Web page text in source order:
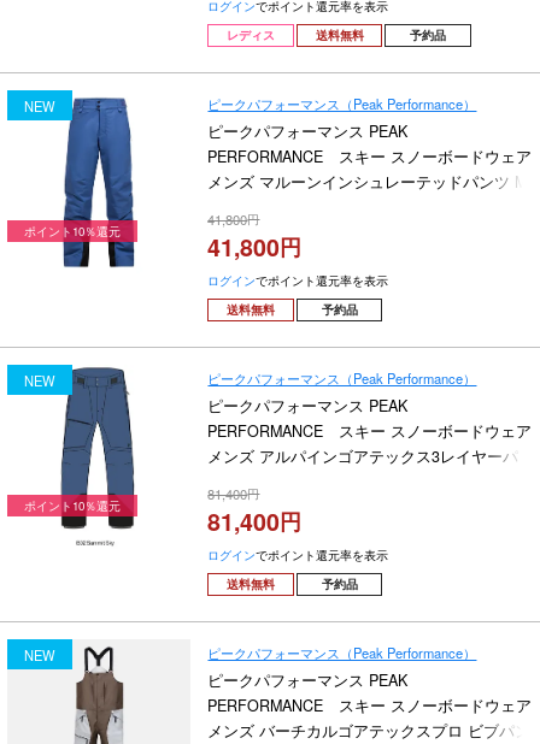
ログインでポイント還元率を表示
レディス
送料無料 予約品
NEW ピークパフォーマンス（Peak Performance）
ピークパフォーマンス PEAK
PERFORMANCE スキー スノーボードウェア
メンズ マルーンインシュレーテッドパンツ M
2027
41,800
41,800
ログインでポイント還元率を表示
送料無料
予約品
ポイント10％還元
NEW ピークパフォーマンス（Peak Performance）
ピークパフォーマンス PEAK
PERFORMANCE スキー スノーボードウェア
メンズ アルパインゴアテックス3レイヤーパ
2026-2027
81,400
81,400
ログインでポイント還元率を表示
送料無料
予約品
ポイント10％還元
NEW ピークパフォーマンス（Peak Performance）
ピークパフォーマンス PEAK
PERFORMANCE スキー スノーボードウェア
メンズ バーチカルゴアテックスプロ ビブパン